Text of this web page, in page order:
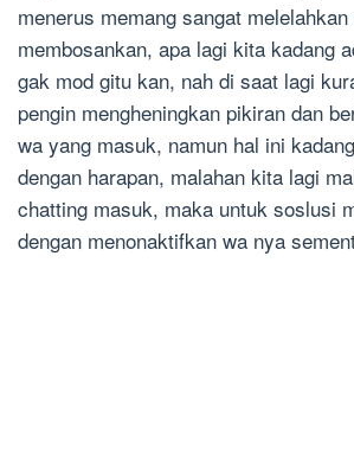
menerus memang sangat melelahkan
membosankan, apa lagi kita kadang
gak mod gitu kan, nah di saat lagi
pengin mengheningkan pikiran dan
wa yang masuk, namun hal ini
dengan harapan, malahan kita lagi
chatting masuk, maka untuk soslusi
dengan menonaktifkan wa nya